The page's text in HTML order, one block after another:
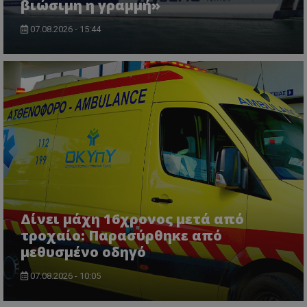
βιώσιμη η γραμμή»
07.08.2026 - 15:44
Δίνει μάχη 16χρονος μετά από
τροχαίο: Παρασύρθηκε από
μεθυσμένο οδηγό
07.08.2026 - 10:05
ASP.NET_SessionId
Microsoft Corporation